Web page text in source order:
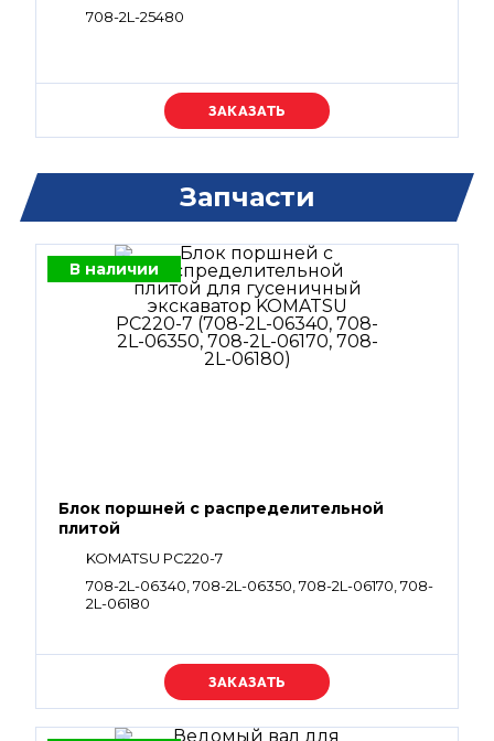
708-2L-25480
Уточняйте цену
Запчасти
В наличии
Блок поршней c распределительной
плитой
KOMATSU PC220-7
708-2L-06340, 708-2L-06350, 708-2L-06170, 708-
2L-06180
Уточняйте цену